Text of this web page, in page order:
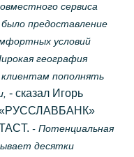
сервиса
предоставление
условий
география
клиентам пополнять
- сказал Игорь
«РУССЛАВБАНК»
- Потенциальная
десятки